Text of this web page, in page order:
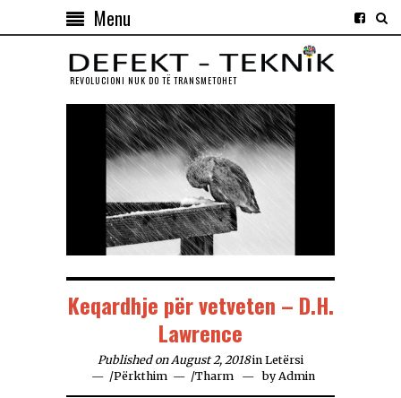
Menu
REVOLUCIONI NUK DO TЁ TRANSMETOHET
Keqardhje për vetveten – D.H.
Lawrence
Published on August 2, 2018 in Letërsi
/Përkthim /Tharm byAdmin